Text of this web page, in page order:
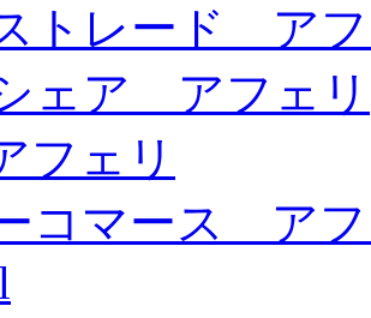
トレード ア
ェア アフェリ
ェリ
コマース ア